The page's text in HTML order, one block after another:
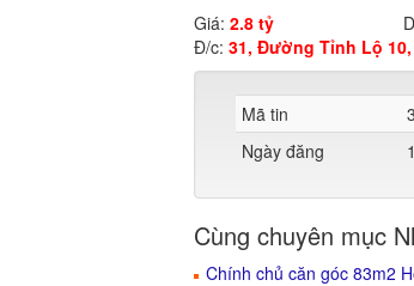
Giá: 2.8 tỷ
Đ/c: 31, Đường Tỉnh Lộ
Mã tin
Ngày đăng
Cùng chuyên mục
Chính chủ căn góc 83m2